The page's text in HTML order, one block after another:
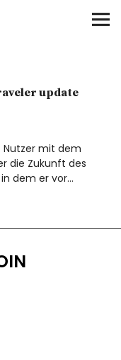
update
Nutzer mit dem
die Zukunft des
dem er vor…